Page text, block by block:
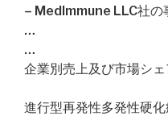
– MedImmune LLC社の
…
…
企業別売上及び市場シ
進行型再発性多発性硬